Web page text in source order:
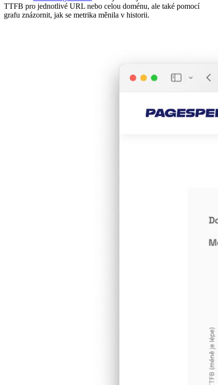
TTFB pro jednotlivé URL nebo celou doménu, ale také pomocí
grafu znázornit, jak se metrika měnila v historii.